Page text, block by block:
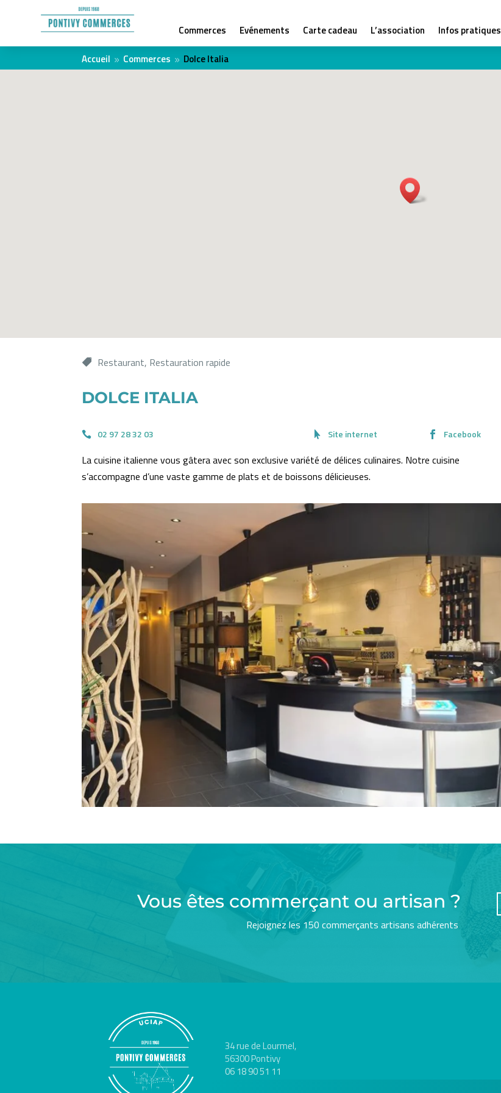
Commerces Evénements Carte cadeau L’association Infos pratiques
Accueil 9 Commerces 9 Dolce Italia
Restaurant, Restauration rapide
DOLCE ITALIA
02 97 28 32 03 Site internet Facebook
La cuisine italienne vous gâtera avec son exclusive variété de délices culinaires. Notre cuisine
s’accompagne d’une vaste gamme de plats et de boissons délicieuses.
Vous êtes commerçant ou artisan ?
Rejoignez les 150 commerçants artisans adhérents
34 rue de Lourmel,
56300 Pontivy
06 18 90 51 11